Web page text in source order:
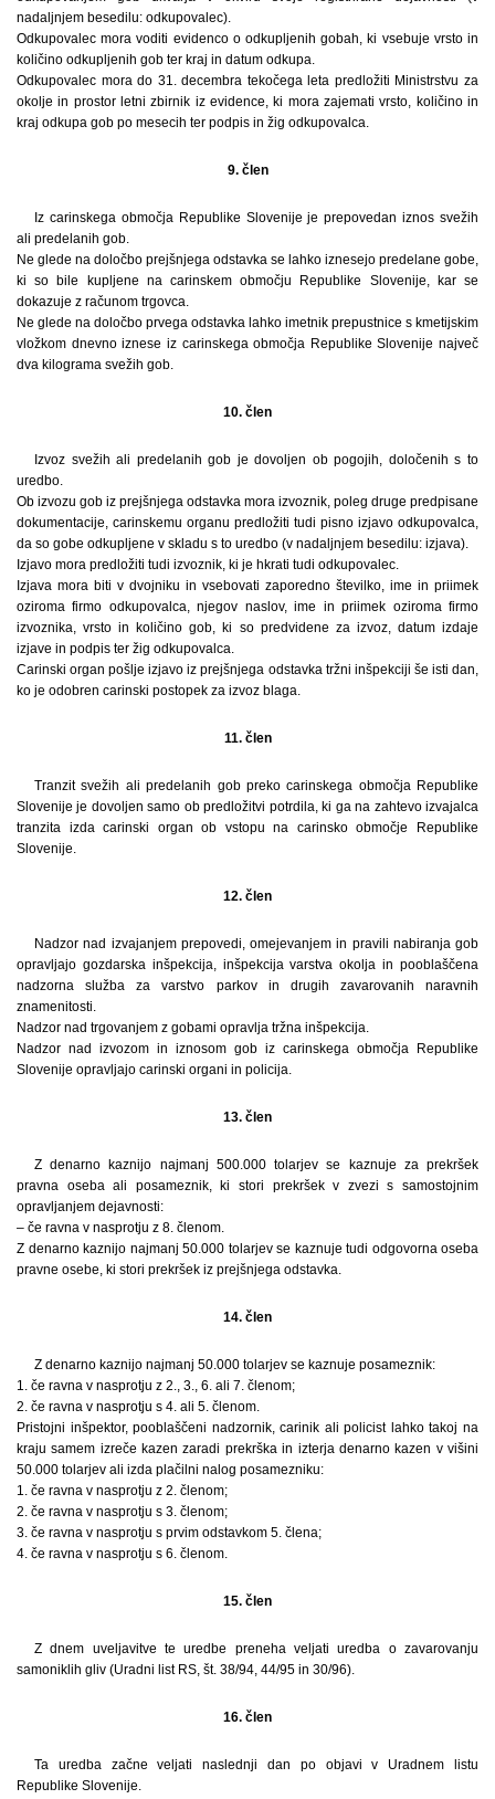
nadaljnjem besedilu: odkupovalec).
Odkupovalec mora voditi evidenco o odkupljenih gobah, ki vsebuje vrsto in
količino odkupljenih gob ter kraj in datum odkupa.
Odkupovalec mora do 31. decembra tekočega leta predložiti Ministrstvu za
okolje in prostor letni zbirnik iz evidence, ki mora zajemati vrsto, količino in
kraj odkupa gob po mesecih ter podpis in žig odkupovalca.
9. člen
Iz carinskega območja Republike Slovenije je prepovedan iznos svežih
ali predelanih gob.
Ne glede na določbo prejšnjega odstavka se lahko iznesejo predelane gobe,
ki so bile kupljene na carinskem območju Republike Slovenije, kar se
dokazuje z računom trgovca.
Ne glede na določbo prvega odstavka lahko imetnik prepustnice s kmetijskim
vložkom dnevno iznese iz carinskega območja Republike Slovenije največ
dva kilograma svežih gob.
10. člen
Izvoz svežih ali predelanih gob je dovoljen ob pogojih, določenih s to
uredbo.
Ob izvozu gob iz prejšnjega odstavka mora izvoznik, poleg druge predpisane
dokumentacije, carinskemu organu predložiti tudi pisno izjavo odkupovalca,
da so gobe odkupljene v skladu s to uredbo (v nadaljnjem besedilu: izjava).
Izjavo mora predložiti tudi izvoznik, ki je hkrati tudi odkupovalec.
Izjava mora biti v dvojniku in vsebovati zaporedno številko, ime in priimek
oziroma firmo odkupovalca, njegov naslov, ime in priimek oziroma firmo
izvoznika, vrsto in količino gob, ki so predvidene za izvoz, datum izdaje
izjave in podpis ter žig odkupovalca.
Carinski organ pošlje izjavo iz prejšnjega odstavka tržni inšpekciji še isti dan,
ko je odobren carinski postopek za izvoz blaga.
11. člen
Tranzit svežih ali predelanih gob preko carinskega območja Republike
Slovenije je dovoljen samo ob predložitvi potrdila, ki ga na zahtevo izvajalca
tranzita izda carinski organ ob vstopu na carinsko območje Republike
Slovenije.
12. člen
Nadzor nad izvajanjem prepovedi, omejevanjem in pravili nabiranja gob
opravljajo gozdarska inšpekcija, inšpekcija varstva okolja in pooblaščena
nadzorna služba za varstvo parkov in drugih zavarovanih naravnih
znamenitosti.
Nadzor nad trgovanjem z gobami opravlja tržna inšpekcija.
Nadzor nad izvozom in iznosom gob iz carinskega območja Republike
Slovenije opravljajo carinski organi in policija.
13. člen
Z denarno kaznijo najmanj 500.000 tolarjev se kaznuje za prekršek
pravna oseba ali posameznik, ki stori prekršek v zvezi s samostojnim
opravljanjem dejavnosti:
– če ravna v nasprotju z 8. členom.
Z denarno kaznijo najmanj 50.000 tolarjev se kaznuje tudi odgovorna oseba
pravne osebe, ki stori prekršek iz prejšnjega odstavka.
14. člen
Z denarno kaznijo najmanj 50.000 tolarjev se kaznuje posameznik:
1. če ravna v nasprotju z 2., 3., 6. ali 7. členom;
2. če ravna v nasprotju s 4. ali 5. členom.
Pristojni inšpektor, pooblaščeni nadzornik, carinik ali policist lahko takoj na
kraju samem izreče kazen zaradi prekrška in izterja denarno kazen v višini
50.000 tolarjev ali izda plačilni nalog posamezniku:
1. če ravna v nasprotju z 2. členom;
2. če ravna v nasprotju s 3. členom;
3. če ravna v nasprotju s prvim odstavkom 5. člena;
4. če ravna v nasprotju s 6. členom.
15. člen
Z dnem uveljavitve te uredbe preneha veljati uredba o zavarovanju
samoniklih gliv (Uradni list RS, št. 38/94, 44/95 in 30/96).
16. člen
Ta uredba začne veljati naslednji dan po objavi v Uradnem listu
Republike Slovenije.